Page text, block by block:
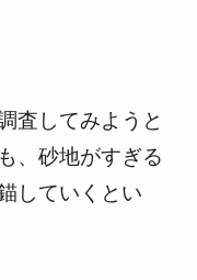
査してみようと
、砂地がすぎる
していくとい